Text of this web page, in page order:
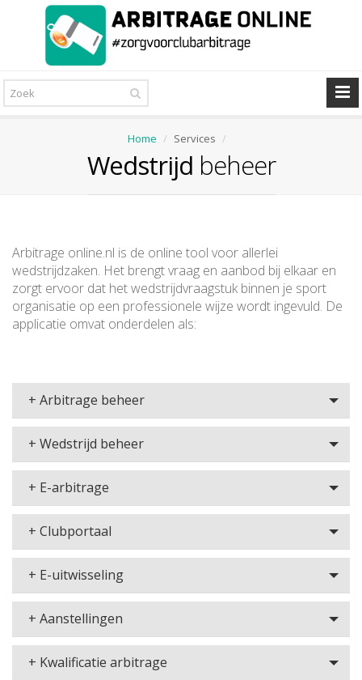
Home Services
Wedstrijd beheer
Arbitrage online.nl is de online tool voor allerlei
wedstrijdzaken. Het brengt vraag en aanbod bij elkaar en
zorgt ervoor dat het wedstrijdvraagstuk binnen je sport
organisatie op een professionele wijze wordt ingevuld. De
applicatie omvat onderdelen als:
+ Arbitrage beheer
+ Wedstrijd beheer
+ E-arbitrage
+ Clubportaal
+ E-uitwisseling
+ Aanstellingen
+ Kwalificatie arbitrage